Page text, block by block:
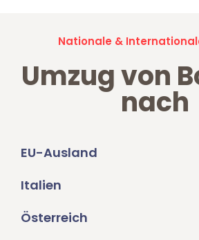
Nationale &
Umzug von
nach
EU-Ausland
Italien
Österreich